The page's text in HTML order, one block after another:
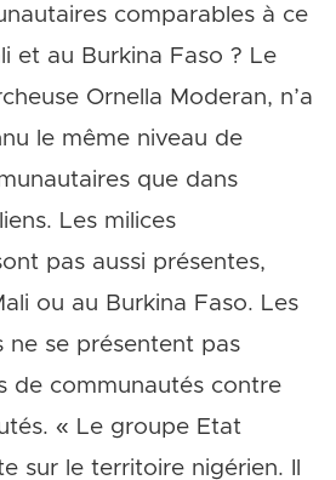
comparables à ce
et au Burkina Faso ? Le
Ornella Moderan, n’a
le même niveau de
que dans
Les milices
pas aussi présentes,
ou au Burkina Faso. Les
ne se présentent pas
de communautés contre
« Le groupe Etat
sur le territoire nigérien. Il